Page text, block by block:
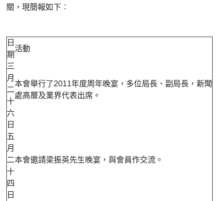
關，現簡報如下︰
日
期
活動
三
月
二
十
六
日
本會舉行了2011年度周年晚宴，多位局長、副局長，新聞
處高層及業界代表出席。
五
月
二
十
四
日
本會邀請梁振英先生晚宴，與會員作交流。